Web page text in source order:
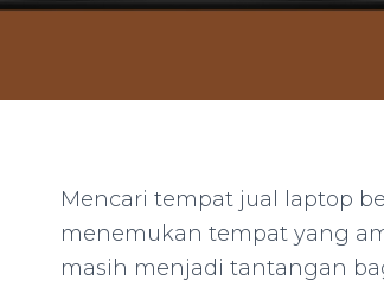
Mencari tempat jual laptop
menemukan tempat yang
masih menjadi tantangan